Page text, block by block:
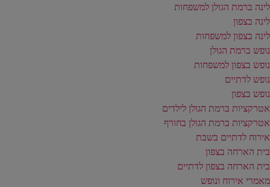
לינה ברמת הגולן למשפחות
לינה בצפון
לינה בצפון למשפחות
נופש ברמת הגולן
נופש בצפון למשפחות
נופש לדתיים
נופש בצפון
אטרקציות ברמת הגולן לילדים
אטרקציות ברמת הגולן בחורף
אירוח לדתיים בשבת
בית הארחה בצפון
בית הארחה בצפון לדתיים
מאמרי אירוח ונופש